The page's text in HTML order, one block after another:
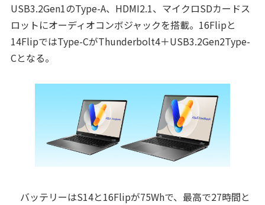
USB3.2Gen1のType-A、HDMI2.1、マイクロSDカードス
ロットにオーディオコンボジャックを搭載。16Flipと
14FlipではType-CがThunderbolt4＋USB3.2Gen2Type-
Cとなる。
バッテリーはS14と16Flipが75Whで、最高で27時間と